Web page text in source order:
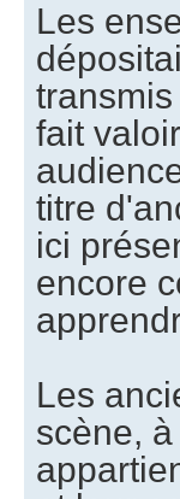
Les
fait
titre
ici
encore
Les
scène,